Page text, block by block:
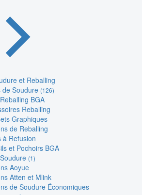
et Reballing
de Soudure (126)
BGA
Reballing
Graphiques
de Reballing
à Refusion
et Pochoirs BGA
(1)
Aoyue
Atten et Mlink
de Soudure Économiques